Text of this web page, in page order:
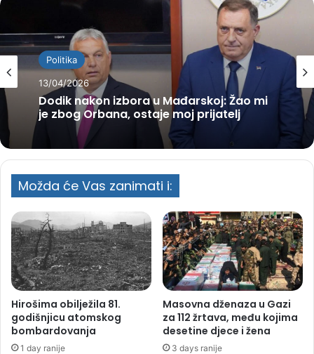
Politika
13/04/2026
Dodik nakon izbora u Mađarskoj: Žao mi
je zbog Orbana, ostaje moj prijatelj
Možda će Vas zanimati i:
Hirošima obilježila 81.
godišnjicu atomskog
bombardovanja
1 day ranije
Masovna dženaza u Gazi
za 112 žrtava, među kojima
desetine djece i žena
3 days ranije